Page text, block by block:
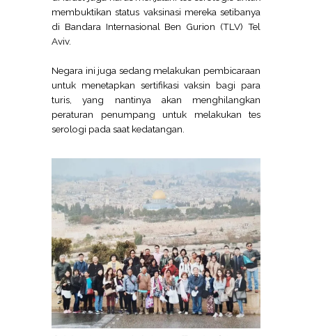
membuktikan status vaksinasi mereka setibanya
di Bandara Internasional Ben Gurion (TLV) Tel
Aviv.
Negara ini juga sedang melakukan pembicaraan
untuk menetapkan sertifikasi vaksin bagi para
turis, yang nantinya akan menghilangkan
peraturan penumpang untuk melakukan tes
serologi pada saat kedatangan.